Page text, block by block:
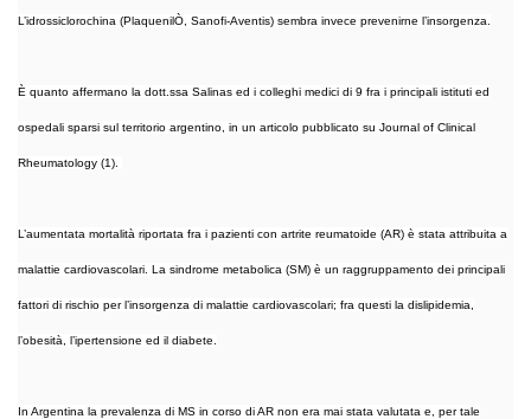
L’idrossiclorochina (PlaquenilÒ, Sanofi-Aventis) sembra invece prevenirne l’insorgenza.
È quanto affermano la dott.ssa Salinas ed i colleghi medici di 9 fra i principali istituti ed
ospedali sparsi sul territorio argentino, in un articolo pubblicato su Journal of Clinical
Rheumatology (1).
L’aumentata mortalità riportata fra i pazienti con artrite reumatoide (AR) è stata attribuita a
malattie cardiovascolari. La sindrome metabolica (SM) è un raggruppamento dei principali
fattori di rischio per l’insorgenza di malattie cardiovascolari; fra questi la dislipidemia,
l’obesità, l’ipertensione ed il diabete.
In Argentina la prevalenza di MS in corso di AR non era mai stata valutata e, per tale